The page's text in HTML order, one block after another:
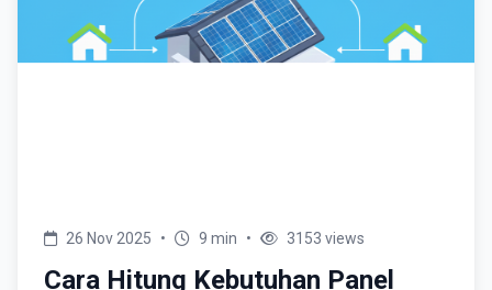
26 Nov 2025 • 9 min • 3153 views
Cara Hitung Kebutuhan Panel